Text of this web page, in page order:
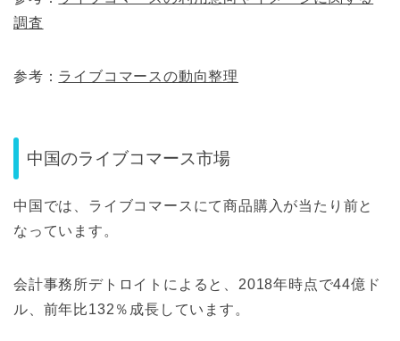
調査
参考： ライブコマースの動向整理
中国のライブコマース市場
中国では、ライブコマースにて商品購入が当たり前と
なっています。
会計事務所デトロイトによると、2018年時点で44億ド
ル、前年比132％成長しています。